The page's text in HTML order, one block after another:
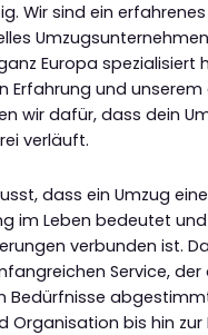
Wir sind ein
Europa spezialisiert
Erfahrung und unserem
wir dafür, dass dein
verläuft.
dass ein Umzug
im Leben bedeutet
verbunden ist.
Service, der
Bedürfnisse
Organisation bis hin